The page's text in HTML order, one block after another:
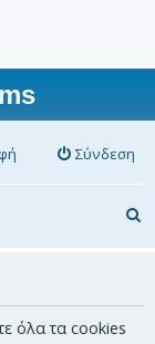
Σύνδεση
ν
ζ
όλα τα cookies